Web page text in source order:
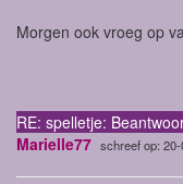
Morgen ook vroeg op
RE: spelletje:
Marielle77 schreef op: